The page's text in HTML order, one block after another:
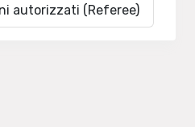
autorizzati (Referee)